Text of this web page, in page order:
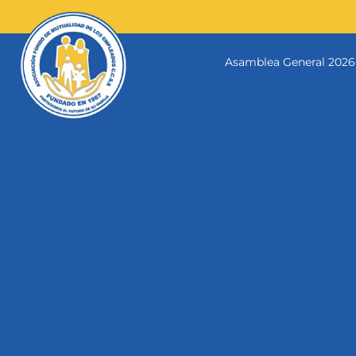
to
content
Asamblea General 2026